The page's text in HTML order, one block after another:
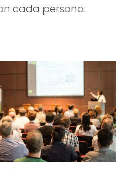
cada persona.